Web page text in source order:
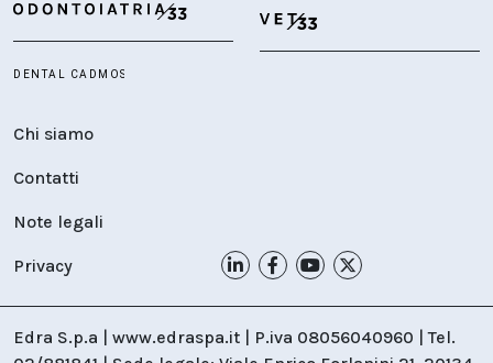
Chi siamo
Contatti
Note legali
Privacy
Edra S.p.a | www.edraspa.it | P.iva 08056040960 | Tel.